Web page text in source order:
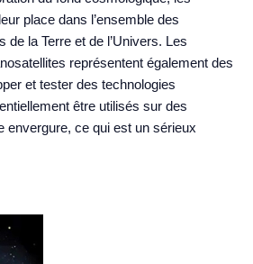
place dans l’ensemble des
la Terre et de l’Univers. Les
représentent également des
et tester des technologies
être utilisés sur des
envergure, ce qui est un sérieux